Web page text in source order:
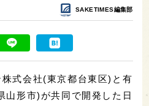
SAKETIMES編集部
式会社(東京都台東区)と有
山形市)が共同で開発した日